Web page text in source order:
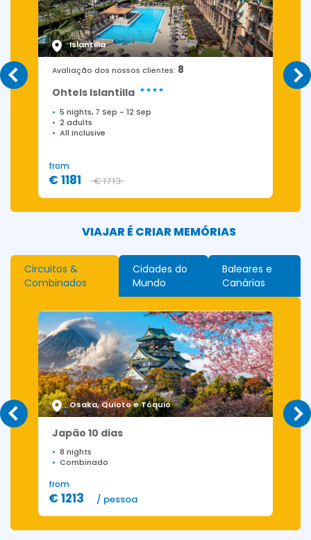
Islantilla
Avaliação dos nossos clientes: 8
Ohtels Islantilla
5 nights, 7 Sep - 12 Sep
2 adults
All inclusive
from
€ 1181 € 1713
VIAJAR É CRIAR MEMÓRIAS
Circuitos &
Combinados
Cidades do
Mundo
Baleares e
Canárias
Osaka, Quioto e Tóquio
Japão 10 dias
8 nights
Combinado
from
€ 1213 / pessoa